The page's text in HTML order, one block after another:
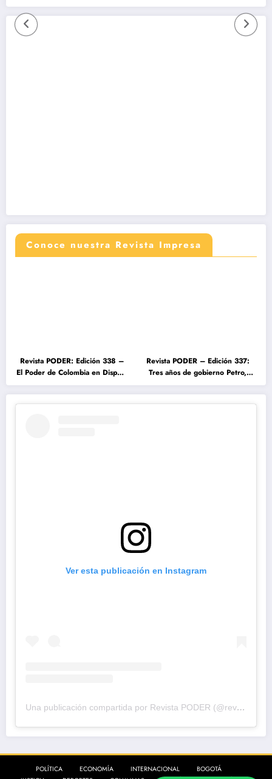
Conoce nuestra Revista Impresa
Revista PODER: Edición 338 –
El Poder de Colombia en Disputa
2026
Revista PODER – Edición 337:
Tres años de gobierno Petro,
entre el cambio prometido y el
desencanto ciudadano
Ver esta publicación en Instagram
Una publicación compartida por Revista PODER (@revistapodercol)
POLÍTICA ECONOMÍA INTERNACIONAL
BOGOTÁ